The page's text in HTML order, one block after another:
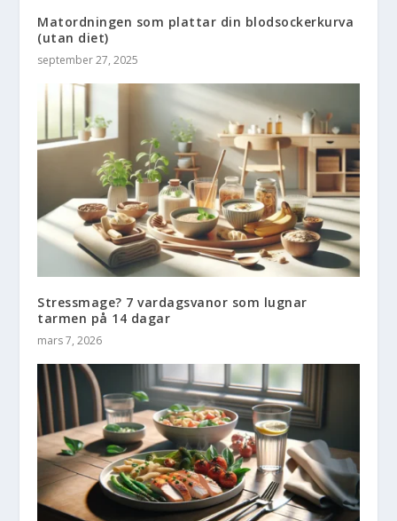
Matordningen som plattar din blodsockerkurva
(utan diet)
september 27, 2025
Stressmage? 7 vardagsvanor som lugnar
tarmen på 14 dagar
mars 7, 2026